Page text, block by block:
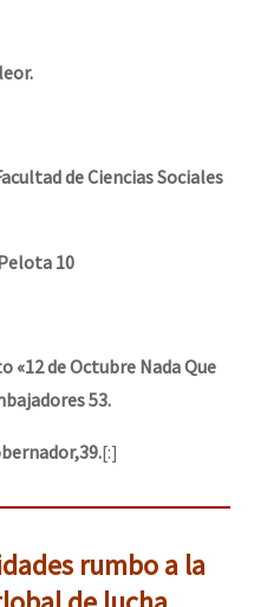
de Ciencias Sociales
10
«12 de Octubre Nada Que
53.
[:]
rumbo a la